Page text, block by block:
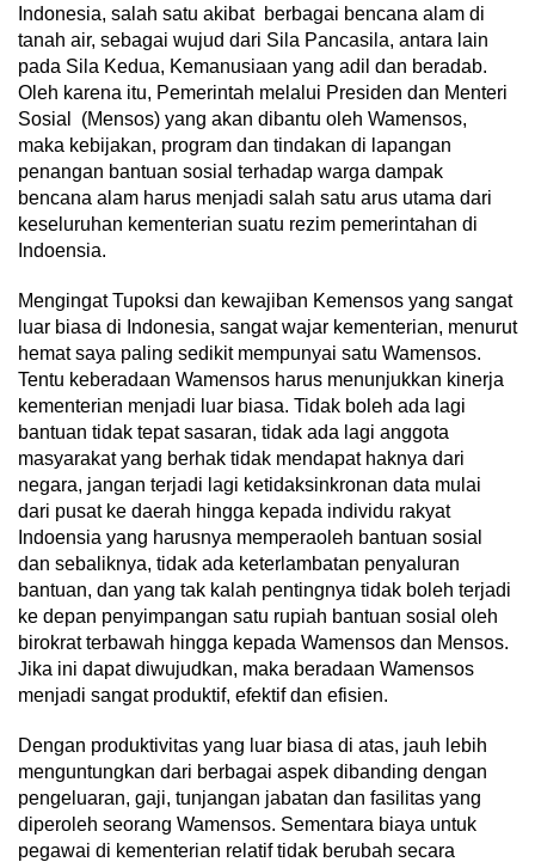
Indonesia, salah satu akibat berbagai bencana alam di
tanah air, sebagai wujud dari Sila Pancasila, antara lain
pada Sila Kedua, Kemanusiaan yang adil dan beradab.
Oleh karena itu, Pemerintah melalui Presiden dan Menteri
Sosial (Mensos) yang akan dibantu oleh Wamensos,
maka kebijakan, program dan tindakan di lapangan
penangan bantuan sosial terhadap warga dampak
bencana alam harus menjadi salah satu arus utama dari
keseluruhan kementerian suatu rezim pemerintahan di
Indoensia.
Mengingat Tupoksi dan kewajiban Kemensos yang sangat
luar biasa di Indonesia, sangat wajar kementerian, menurut
hemat saya paling sedikit mempunyai satu Wamensos.
Tentu keberadaan Wamensos harus menunjukkan kinerja
kementerian menjadi luar biasa. Tidak boleh ada lagi
bantuan tidak tepat sasaran, tidak ada lagi anggota
masyarakat yang berhak tidak mendapat haknya dari
negara, jangan terjadi lagi ketidaksinkronan data mulai
dari pusat ke daerah hingga kepada individu rakyat
Indoensia yang harusnya memperaoleh bantuan sosial
dan sebaliknya, tidak ada keterlambatan penyaluran
bantuan, dan yang tak kalah pentingnya tidak boleh terjadi
ke depan penyimpangan satu rupiah bantuan sosial oleh
birokrat terbawah hingga kepada Wamensos dan Mensos.
Jika ini dapat diwujudkan, maka beradaan Wamensos
menjadi sangat produktif, efektif dan efisien.
Dengan produktivitas yang luar biasa di atas, jauh lebih
menguntungkan dari berbagai aspek dibanding dengan
pengeluaran, gaji, tunjangan jabatan dan fasilitas yang
diperoleh seorang Wamensos. Sementara biaya untuk
pegawai di kementerian relatif tidak berubah secara